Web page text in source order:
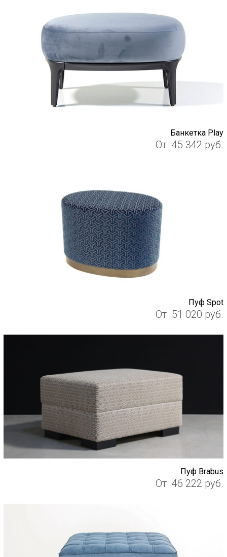
Банкетка Play
От 45 342 руб.
Пуф Spot
От 51 020 руб.
Пуф Brabus
От 46 222 руб.